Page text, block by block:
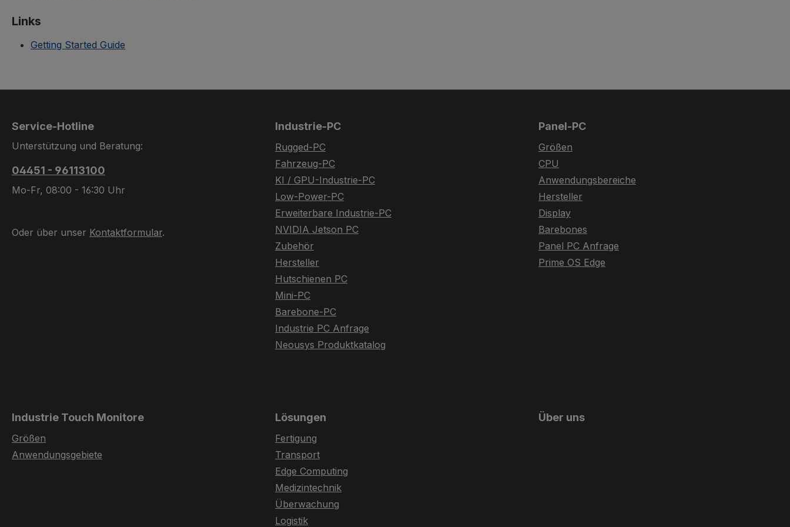
Links
Getting Started Guide
Service-Hotline
Unterstützung und Beratung:
04451 - 96113100
Mo-Fr, 08:00 - 16:30 Uhr
Oder über unser Kontaktformular.
Industrie-PC
Rugged-PC
Fahrzeug-PC
KI / GPU-Industrie-PC
Low-Power-PC
Erweiterbare Industrie-PC
NVIDIA Jetson PC
Zubehör
Hersteller
Hutschienen PC
Mini-PC
Barebone-PC
Industrie PC Anfrage
Neousys Produktkatalog
Panel-PC
Größen
CPU
Anwendungsbereiche
Hersteller
Display
Barebones
Panel PC Anfrage
Prime OS Edge
Industrie Touch Monitore
Größen
Anwendungsgebiete
Lösungen
Fertigung
Transport
Edge Computing
Medizintechnik
Überwachung
Logistik
Über uns